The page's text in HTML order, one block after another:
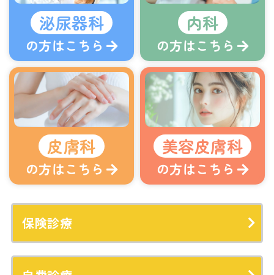
泌尿器科
の方はこちら
内科
の方はこちら
皮膚科
の方はこちら
美容皮膚科
の方はこちら
保険診療